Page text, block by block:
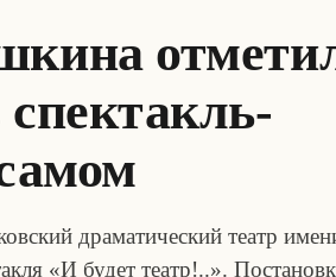
драматический театр
«И будет театр!..».